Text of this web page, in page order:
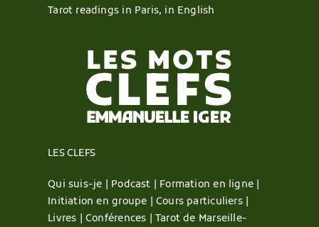
Tarot readings in Paris, in English
LES CLEFS
Qui suis-je | Podcast | Formation en ligne |
Initiation en groupe |Cours particuliers |
Livres |Conférences |Tarot de Marseille-